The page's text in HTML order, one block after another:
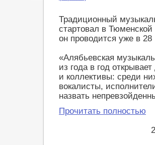
Традиционный
стартовал в
он проводится уже в 28
«Алябьевская
из года в год
и коллективы: среди
вокалисты,
назвать
Прочитать полностью